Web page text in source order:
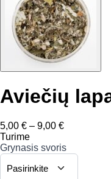
Aviečių
5,00 € – 9,00 €Price
5,00 €
through
9,00 €
Turime
Grynasis svoris